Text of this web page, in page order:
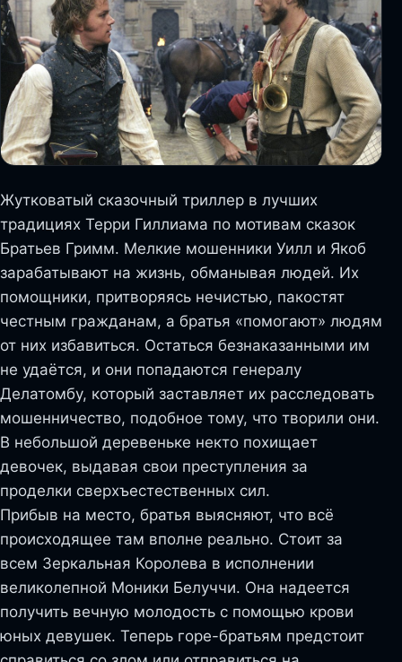
Жутковатый сказочный триллер в лучших
традициях Терри Гиллиама по мотивам сказок
Братьев Гримм. Мелкие мошенники Уилл и Якоб
зарабатывают на жизнь, обманывая людей. Их
помощники, притворяясь нечистью, пакостят
честным гражданам, а братья «помогают» людям
от них избавиться. Остаться безнаказанными им
не удаётся, и они попадаются генералу
Делатомбу, который заставляет их расследовать
мошенничество, подобное тому, что творили они.
В небольшой деревеньке некто похищает
девочек, выдавая свои преступления за
проделки сверхъестественных сил.
Прибыв на место, братья выясняют, что всё
происходящее там вполне реально. Стоит за
всем Зеркальная Королева в исполнении
великолепной Моники Белуччи. Она надеется
получить вечную молодость с помощью крови
юных девушек. Теперь горе-братьям предстоит